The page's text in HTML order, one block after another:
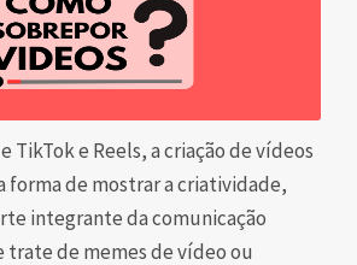
TikTok e Reels, a criação de vídeos
forma de mostrar a criatividade,
integrante da comunicação
trate de memes de vídeo ou